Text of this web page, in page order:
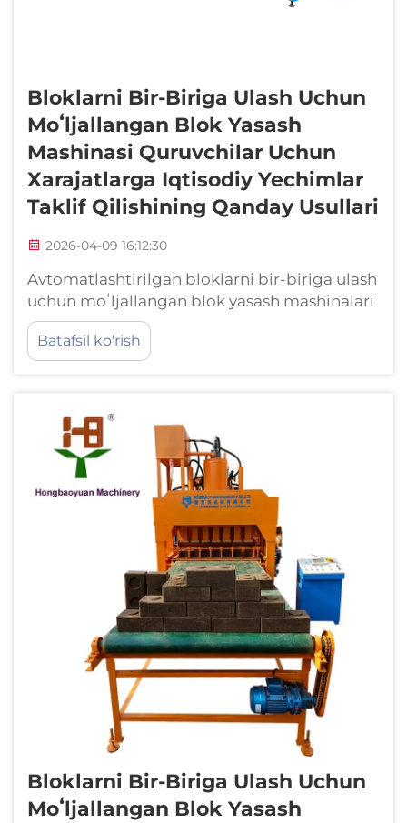
Bloklarni Bir-Biriga Ulash Uchun
Moʻljallangan Blok Yasash
Mashinasi Quruvchilar Uchun
Xarajatlarga Iqtisodiy Yechimlar
Taklif Qilishining Qanday Usullari
2026-04-09 16:12:30
Avtomatlashtirilgan bloklarni bir-biriga ulash
uchun moʻljallangan blok yasash mashinalari
bilan bitta mahsulotga toʻgʻri keladigan
ishlab chiqarish xarajatlarini kamaytirish.
Integratsiyalangan avtomatlashtirish ishlab
Avtomatlashtirilgan bloklarni bir-biriga ulash
uchun moʻljallangan blok yasash mashinalari
ishlab chiqarish iqtisodiyotini oʻzgartiradi,
chunki ular qoʻlda bajariladigan ishlarning
samarasizligini ... bilan almashtiradi.
Batafsil ko'rish
Bloklarni Bir-Biriga Ulash Uchun
Moʻljallangan Blok Yasash